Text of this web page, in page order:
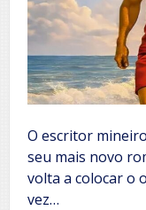
O escritor
seu mais novo
volta a colocar o
vez…